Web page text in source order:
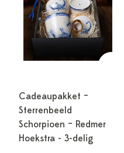
Cadeaupakket –
Sterrenbeeld
Schorpioen – Redmer
Hoekstra - 3-delig